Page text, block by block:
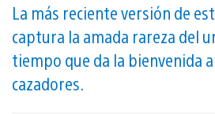
La más reciente versión de
captura la amada rareza del
tiempo que da la bienvenida
cazadores.